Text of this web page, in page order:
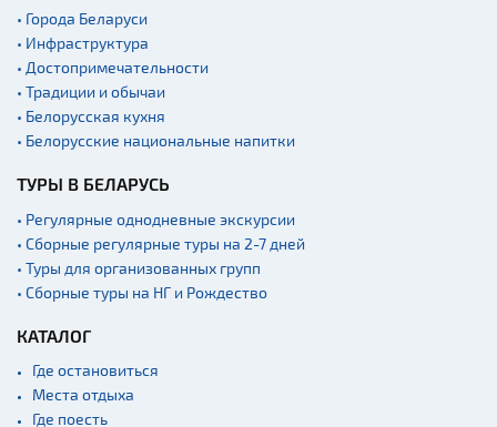
• Города Беларуси
• Инфраструктура
• Достопримечательности
• Традиции и обычаи
• Белорусская кухня
• Белорусские национальные напитки
ТУРЫ В БЕЛАРУСЬ
• Регулярные однодневные экскурсии
• Сборные регулярные туры на 2-7 дней
• Туры для организованных групп
• Сборные туры на НГ и Рождество
КАТАЛОГ
Где остановиться
Места отдыха
Где поесть